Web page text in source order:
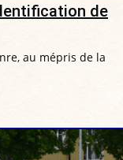
de
au mépris de la